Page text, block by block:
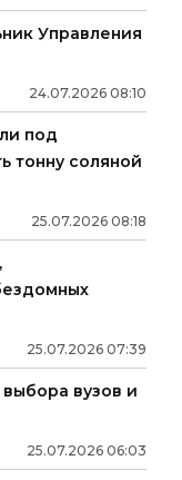
Управления
24.07.2026 08:10
под
тонну соляной
25.07.2026 08:18
25.07.2026 07:39
вузов и
25.07.2026 06:03